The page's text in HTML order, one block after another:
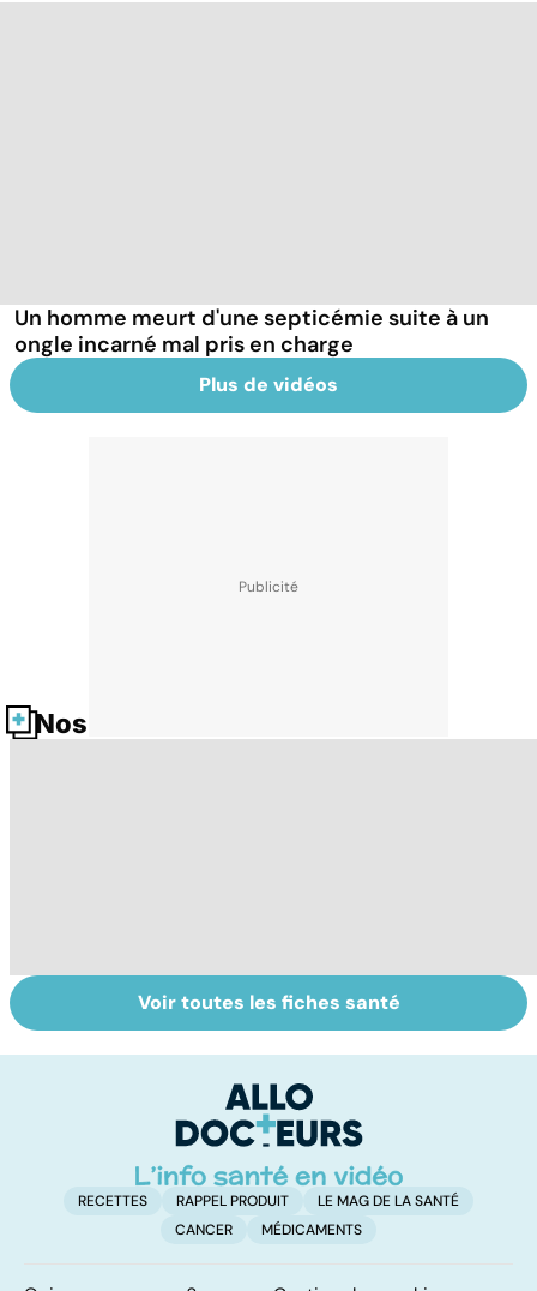
Un homme meurt d'une septicémie suite à un
ongle incarné mal pris en charge
Plus de vidéos
Nos fiches santé
La main, un outil
utile mais fragile
Pneumothorax :
quand l'air
poumons
Voir toutes les fiches santé
RECETTES RAPPEL PRODUIT
LE MAG DE LA SANTÉ
CANCER
MÉDICAMENTS